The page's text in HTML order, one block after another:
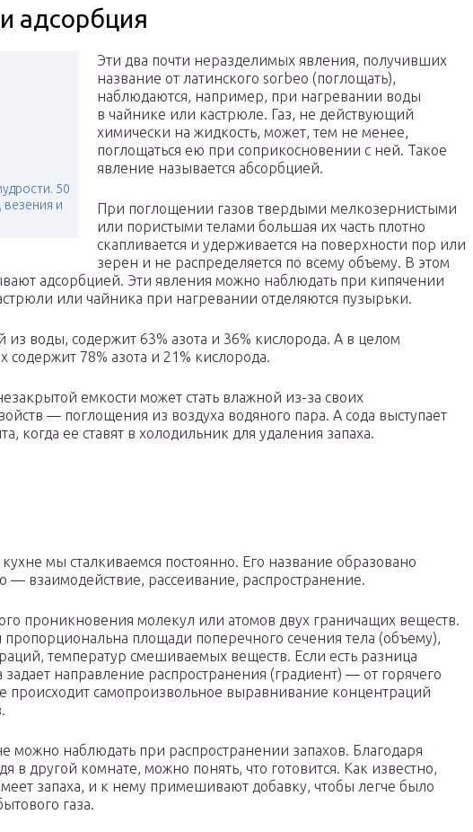
адсорбция
50
везения и
Эти два почти неразделимых явления, получивших
название от латинского sorbeo (поглощать),
наблюдаются, например, при нагревании воды
в чайнике или кастрюле. Газ, не действующий
химически на жидкость, может, тем не менее,
поглощаться ею при соприкосновении с ней. Такое
явление называется абсорбцией.
При поглощении газов твердыми мелкозернистыми
или пористыми телами большая их часть плотно
скапливается и удерживается на поверхности пор или
зерен и не распределяется по всему объему. В этом
адсорбцией. Эти явления можно наблюдать при кипячении
или чайника при нагревании отделяются пузырьки.
воды, содержит 63% азота и 36% кислорода. А в целом
содержит 78% азота и 21% кислорода.
емкости может стать влажной из-за своих
— поглощения из воздуха водяного пара. А сода выступает
когда ее ставят в холодильник для удаления запаха.
мы сталкиваемся постоянно. Его название образовано
— взаимодействие, рассеивание, распространение.
проникновения молекул или атомов двух граничащих веществ.
площади поперечного сечения тела (объему),
температур смешиваемых веществ. Если есть разница
направление распространения (градиент) — от горячего
происходит самопроизвольное выравнивание концентраций
можно наблюдать при распространении запахов. Благодаря
в другой комнате, можно понять, что готовится. Как известно,
запаха, и к нему примешивают добавку, чтобы легче было
газа.